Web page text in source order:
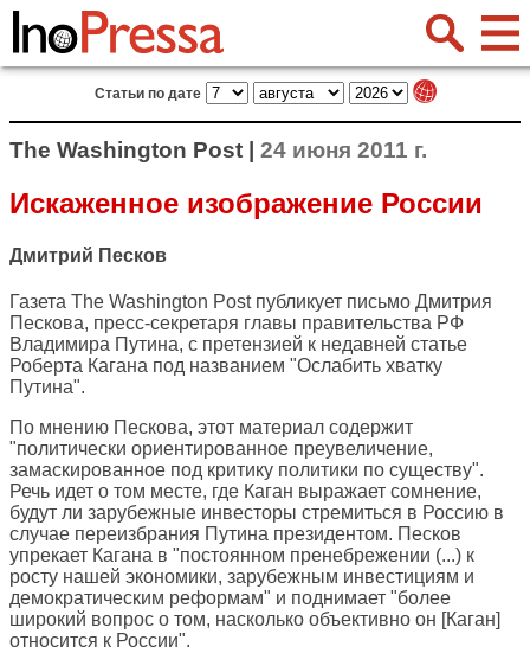
Статьи по дате
The Washington Post | 24 июня 2011 г.
Искаженное изображение России
Дмитрий Песков
Газета The Washington Postпубликует письмо Дмитрия
Пескова, пресс-секретаря главы правительства РФ
Владимира Путина, с претензией к недавней статье
Роберта Кагана под названием "Ослабить хватку
Путина".
По мнению Пескова, этот материал содержит
"политически ориентированное преувеличение,
замаскированное под критику политики по существу".
Речь идет о том месте, где Каган выражает сомнение,
будут ли зарубежные инвесторы стремиться в Россию в
случае переизбрания Путина президентом. Песков
упрекает Кагана в "постоянном пренебрежении (...) к
росту нашей экономики, зарубежным инвестициям и
демократическим реформам" и поднимает "более
широкий вопрос о том, насколько объективно он [Каган]
относится к России".